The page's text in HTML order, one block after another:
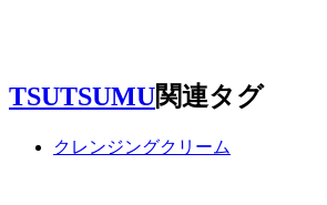
TSUTSUMU関連タグ
クレンジングクリーム